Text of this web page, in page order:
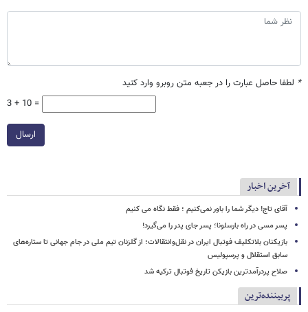
* لطفا حاصل عبارت را در جعبه متن روبرو وارد کنید
3 + 10 =
ارسال
آخرین اخبار
آقای تاج! دیگر شما را باور نمی‌کنیم ؛ فقط نگاه می کنیم
پسر مسی در راه بارسلونا؛ پسر جای پدر را می‌گیرد!
بازیکنان بلاتکلیف فوتبال ایران در نقل‌وانتقالات؛ از گلزنان تیم ملی در جام جهانی تا ستاره‌های
سابق استقلال و پرسپولیس
صلاح پردرآمدترین بازیکن تاریخ فوتبال ترکیه شد
پربیننده‌ترین